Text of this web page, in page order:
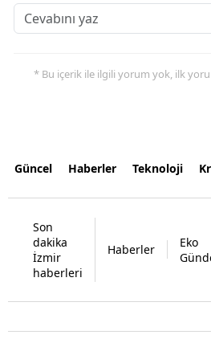
* Bu içerik ile ilgili yorum yok, ilk
Güncel Haberler Teknoloji
Son
dakika
İzmir
haberleri
Haberler
Eko